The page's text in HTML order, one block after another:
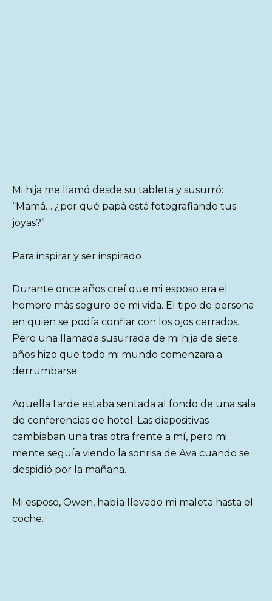
Mi hija me llamó desde su tableta y susurró:
“Mamá… ¿por qué papá está fotografiando tus
joyas?”
Para inspirar y ser inspirado
Durante once años creí que mi esposo era el
hombre más seguro de mi vida. El tipo de persona
en quien se podía confiar con los ojos cerrados.
Pero una llamada susurrada de mi hija de siete
años hizo que todo mi mundo comenzara a
derrumbarse.
Aquella tarde estaba sentada al fondo de una sala
de conferencias de hotel. Las diapositivas
cambiaban una tras otra frente a mí, pero mi
mente seguía viendo la sonrisa de Ava cuando se
despidió por la mañana.
Mi esposo, Owen, había llevado mi maleta hasta el
coche.